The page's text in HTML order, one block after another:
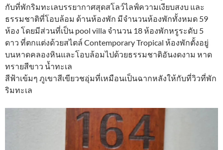
กับที่พักริมทะเลบรรยากาศสุดสโลว์ไลฟ์ความเงียบสงบ และ
ธรรมชาติที่โอบล้อม ด้านห้องพัก มีจำนวนห้องพักทั้งหมด 59
ห้อง โดยมีส่วนที่เป็น pool villa จำนวน 18 ห้องพักหรูระดับ 5
ดาว ที่ตกแต่งด้วยสไตล์ Contemporary Tropical ห้องพักตั้งอยู่
บนหาดคลองหินและโอบล้อมไปด้วยธรรมชาติอันงดงาม หาด
ทรายสีขาว น้ำทะเล
สีฟ้าเข้มๆ ภูเขาสีเขียวชอุ่มที่เหมือนเป็นฉากหลังให้กับที่วิวที่พัก
ริมทะเล